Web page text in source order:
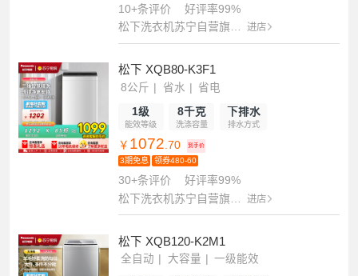
10+条评价
好评率99%
松下洗衣机苏宁自营旗舰店
进店
松下 XQB80-K3F1
8公斤 省水 省电
1级
能效等级
8千克
洗涤容量
下排水
排水方式
￥ 1072.70 到手价
3期免息 领券480-60
30+条评价
好评率99%
松下洗衣机苏宁自营旗舰店
进店
松下 XQB120-K2M1
全自动 大容量 一级能效